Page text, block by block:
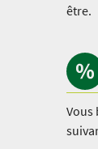
être.
Vous